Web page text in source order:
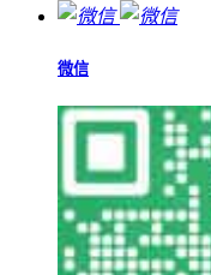
微信